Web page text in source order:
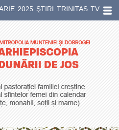
2025 ŞTIRI TRINITAS TV